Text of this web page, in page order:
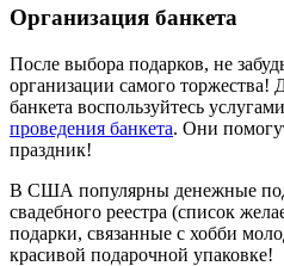
Организация банкета
После выбора подарков, не
организации самого торжества!
банкета воспользуйтесь
проведения банкета. Они
праздник!
В США популярны денежные
свадебного реестра (список
подарки, связанные с хобби
красивой подарочной упаковке!